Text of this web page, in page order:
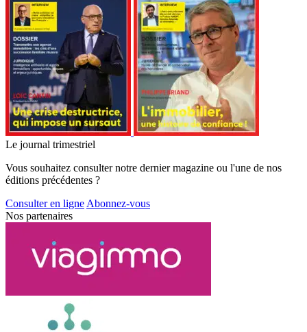
Le journal trimestriel
Vous souhaitez consulter notre dernier magazine ou l'une de nos
éditions précédentes ?
Consulter en ligne Abonnez-vous
Nos partenaires